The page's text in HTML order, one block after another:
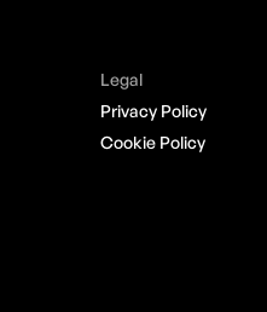
Legal
Privacy Policy
Cookie Policy